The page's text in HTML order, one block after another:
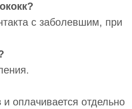
с заболевшим, при
и оплачивается отдельно